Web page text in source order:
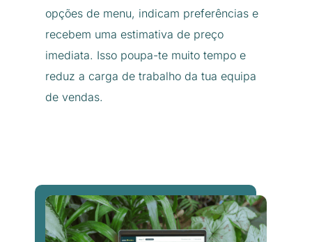
opções de menu, indicam preferências e
recebem uma estimativa de preço
imediata. Isso poupa-te muito tempo e
reduz a carga de trabalho da tua equipa
de vendas.